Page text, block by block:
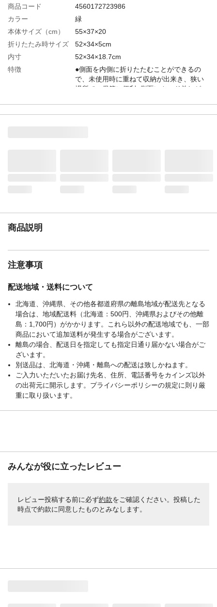
商品コード
4560172723986
カラー
緑
本体サイズ（cm）
55×37×20
折りたたみ時サイズ
52×34×5cm
内寸
52×34×18.7cm
特徴
●側面を内側に折りたたむことができるの
で、未使用時に重ねて収納が出来き、狭い
場所での保管に便利●側面にカード差しがつ
重量
1.56kg
商品説明
注意事項
配送地域・送料について
北海道、沖縄県、その他各都道府県の離島地域が配送先となる
場合は、地域配送料（北海道：500円、沖縄県およびその他離
島：1,700円）がかかります。これら以外の配送地域でも、一部
商品において追加送料が発生する場合がございます。
離島の場合、配送日を指定しても指定日通り届かない場合がご
ざいます。
別送品は、北海道・沖縄・離島への配送は致しかねます。
ご入力いただいたお届け先名、住所、電話番号をカインズ以外
の出荷元に開示します。プライバシーポリシーの規定に則り厳
重に取り扱います。
みんなが役に立ったレビュー
レビュー投稿する前に必ず約款をご確認ください。投稿した
時点で約款に同意したものとみなします。